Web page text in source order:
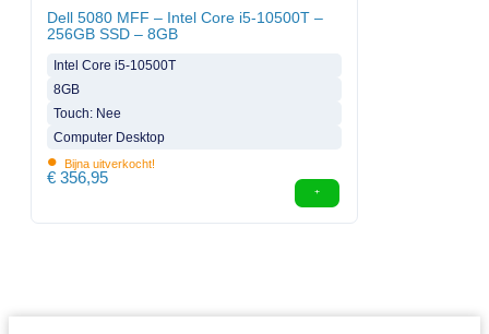
Dell 5080 MFF – Intel Core i5-10500T –
256GB SSD – 8GB
Intel Core i5-10500T
8GB
Touch: Nee
Computer Desktop
• Bijna uitverkocht!
€ 356,95